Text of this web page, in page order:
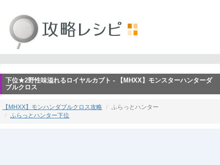
下位★2野性味溢れるロイヤルカブト - 【MHXX】モンスターハンターダ
ブルクロス
【MHXX】モンハンダブルクロス攻略
ふらっとハンター
ふらっとハンター下位